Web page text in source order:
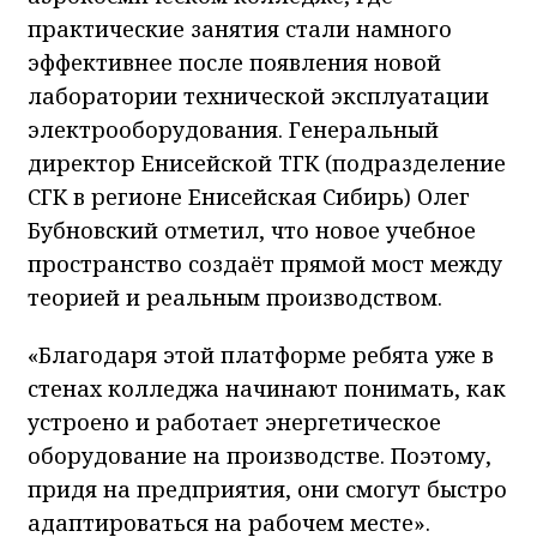
практические занятия стали намного
эффективнее после появления новой
лаборатории технической эксплуатации
электрооборудования. Генеральный
директор Енисейской ТГК (подразделение
СГК в регионе Енисейская Сибирь) Олег
Бубновский отметил, что новое учебное
пространство создаёт прямой мост между
теорией и реальным производством.
«Благодаря этой платформе ребята уже в
стенах колледжа начинают понимать, как
устроено и работает энергетическое
оборудование на производстве. Поэтому,
придя на предприятия, они смогут быстро
адаптироваться на рабочем месте».